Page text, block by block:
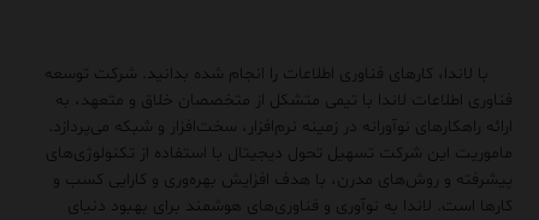
با لاندا، کارهای فناوری اطلاعات را انجام شده بدانید. شرکت توسعه
فناوری اطلاعات لاندا با تیمی متشکل از متخصصان خلاق و متعهد، به
ارائه راهکارهای نوآورانه در زمینه نرم‌افزار، سخت‌افزار و شبکه می‌پردازد.
ماموریت این شرکت تسهیل تحول دیجیتال با استفاده از تکنولوژی‌های
پیشرفته و روش‌های مدرن، با هدف افزایش بهره‌وری و کارایی کسب و
کارها است. لاندا به نوآوری و فناوری‌های هوشمند برای بهبود دنیای